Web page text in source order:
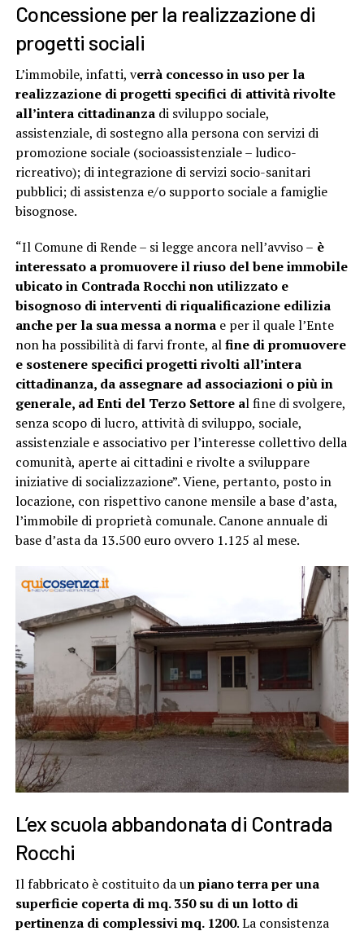
Concessione per la realizzazione di
progetti sociali
L’immobile, infatti, verrà concesso in uso per la
realizzazione di progetti specifici di attività rivolte
all’intera cittadinanzadi sviluppo sociale,
assistenziale, di sostegno alla persona con servizi di
promozione sociale (socioassistenziale – ludico-
ricreativo); di integrazione di servizi socio-sanitari
pubblici; di assistenza e/o supporto sociale a famiglie
bisognose.
“Il Comune di Rende – si legge ancora nell’avviso – è
interessato a promuovere il riuso del bene immobile
ubicato in Contrada Rocchi non utilizzato e
bisognoso di interventi di riqualificazione edilizia
anche per la sua messa a normae per il quale l’Ente
non ha possibilità di farvi fronte, alfine di promuovere
e sostenere specifici progetti rivolti all’intera
cittadinanza, da assegnare ad associazioni o più in
generale, ad Enti del Terzo Settore al fine di svolgere,
senza scopo di lucro, attività di sviluppo, sociale,
assistenziale e associativo per l’interesse collettivo della
comunità, aperte ai cittadini e rivolte a sviluppare
iniziative di socializzazione”. Viene, pertanto, posto in
locazione, con rispettivo canone mensile a base d’asta,
l’immobile di proprietà comunale. Canone annuale di
base d’asta da 13.500 euro ovvero 1.125 al mese.
L’ex scuola abbandonata di Contrada
Rocchi
Il fabbricato è costituito da un piano terra per una
superficie coperta di mq. 350 su di un lotto di
pertinenza di complessivi mq. 1200. La consistenza